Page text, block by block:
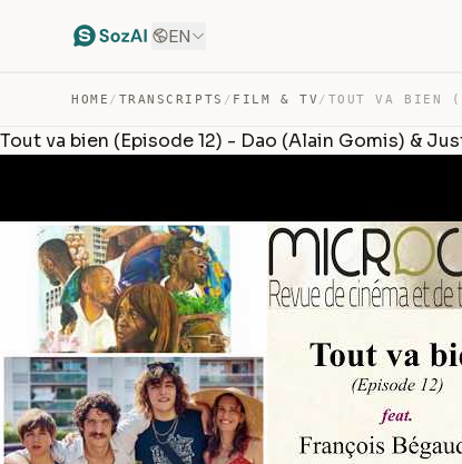
EN
HOME / TRANSCRIPTS / FILM & TV /
Tout va bien (Episode 12) - Dao (Alain Gomis) &